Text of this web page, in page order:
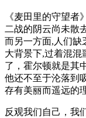
《麦田里的守望
二战的阴云尚未散
而另一方面,人们缺
大背景下,过着混混
了，霍尔顿就是其
他还不至于沦落到
存有美丽而遥远的
反观我们自己，我